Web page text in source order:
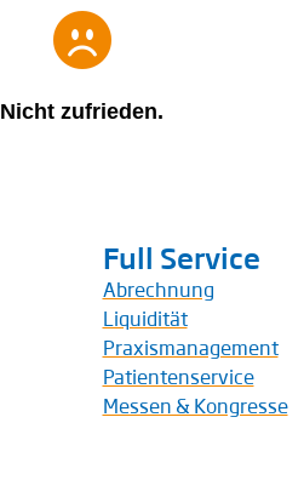
Nicht zufrieden.
Full Service
Abrechnung
Liquidität
Praxismanagement
Patientenservice
Messen & Kongresse